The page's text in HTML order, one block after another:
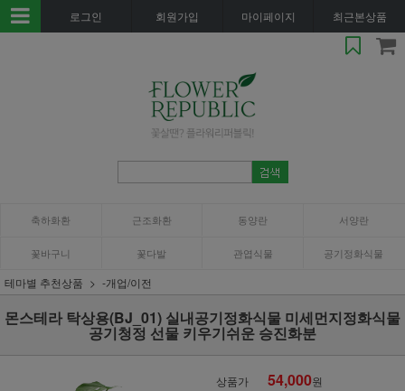
로그인 회원가입 마이페이지 최근본상품
축하화환 근조화환 동양란 서양란
꽃바구니 꽃다발 관엽식물 공기정화식물
테마별 추천상품 -개업/이전
몬스테라 탁상용(BJ_01) 실내공기정화식물 미세먼지정화식물
공기청정 선물 키우기쉬운 승진화분
상품가 54,000원